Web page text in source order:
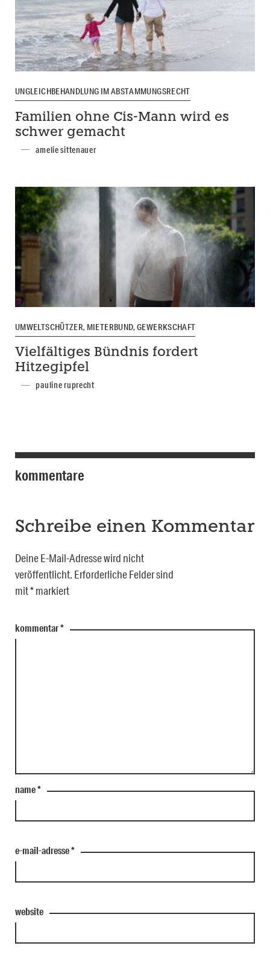
UNGLEICHBEHANDLUNG IM ABSTAMMUNGSRECHT
Familien ohne Cis-Mann wird es
schwer gemacht
amelie sittenauer
UMWELTSCHÜTZER, MIETERBUND, GEWERKSCHAFT
Vielfältiges Bündnis fordert
Hitzegipfel
pauline ruprecht
kommentare
Schreibe einen Kommentar
Deine E-Mail-Adresse wird nicht
veröffentlicht. Erforderliche Felder sind
mit*markiert
kommentar*
name*
e-mail-adresse*
website